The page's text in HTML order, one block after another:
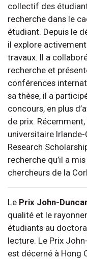
collectif des
recherche dans le
étudiant. Depuis le
il explore
travaux. Il a
recherche et
conférences
sa thèse, il a
concours, en plus
de prix.
universitaire
Research
recherche qu’il a
chercheurs de la
Le Prix John-
qualité et le
étudiants au
lecture. Le Prix
est décerné à Hong